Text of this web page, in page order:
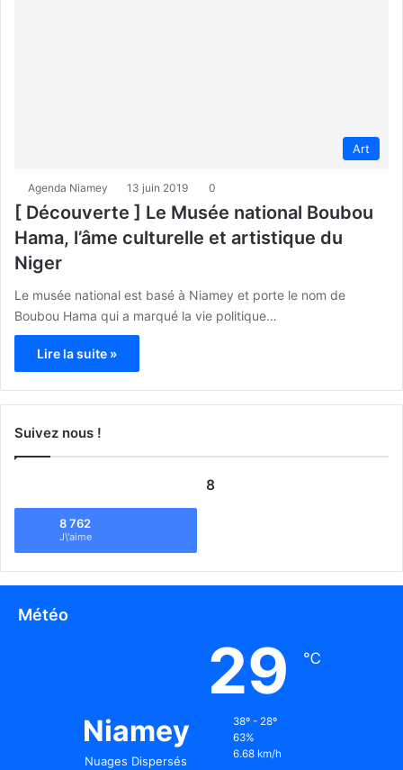
Art
Agenda Niamey 13 juin 2019 0
[ Découverte ] Le Musée national Boubou
Hama, l’âme culturelle et artistique du
Niger
Le musée national est basé à Niamey et porte le nom de
Boubou Hama qui a marqué la vie politique…
Lire la suite »
Suivez nous !
8
8 762
J\'aime
Météo
Niamey
Nuages Dispersés
29 ℃
38º - 28º
63%
6.68 km/h